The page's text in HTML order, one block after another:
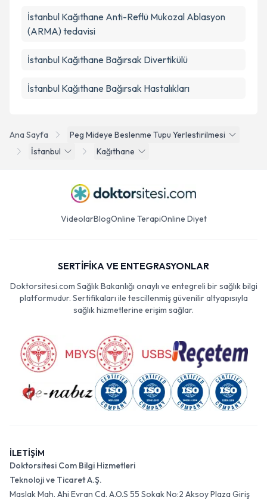
Ana Sayfa
Peg Mideye Beslenme Tupu Yerlestirilmesi
İstanbul
Kağıthane
İstanbul Kağıthane Anti-Reflü Mukozal Ablasyon
(ARMA) tedavisi
İstanbul Kağıthane Bağırsak Divertikülü
İstanbul Kağıthane Bağırsak Hastalıkları
VideolarBlogOnline TerapiOnline Diyet
SERTİFİKA VE ENTEGRASYONLAR
Doktorsitesi.com Sağlık Bakanlığı onaylı ve entegreli bir sağlık bilgi
platformudur. Sertifikaları ile tescillenmiş güvenilir altyapısıyla
sağlık hizmetlerine erişim sağlar.
İLETİŞİM
Doktorsitesi Com Bilgi Hizmetleri
Teknoloji ve Ticaret A.Ş.
Maslak Mah. Ahi Evran Cd. A.O.S 55 Sokak No:2 Aksoy Plaza Giriş